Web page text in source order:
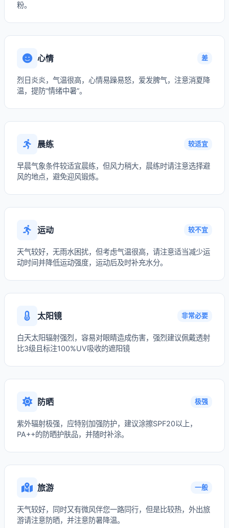
粉。
心情 差
烈日炎炎，气温很高，心情易躁易怒，爱发脾气，注意消夏降
温，提防“情绪中暑”。
晨练 较适宜
早晨气象条件较适宜晨练，但风力稍大，晨练时请注意选择避
风的地点，避免迎风锻炼。
运动 较不宜
天气较好，无雨水困扰，但考虑气温很高，请注意适当减少运
动时间并降低运动强度，运动后及时补充水分。
太阳镜 非常必要
白天太阳辐射强烈，容易对眼睛造成伤害，强烈建议佩戴透射
比3级且标注100%UV吸收的遮阳镜
防晒 极强
紫外辐射极强，应特别加强防护，建议涂擦SPF20以上，
PA++的防晒护肤品，并随时补涂。
旅游 一般
天气较好，同时又有微风伴您一路同行，但是比较热，外出旅
游请注意防晒，并注意防暑降温。